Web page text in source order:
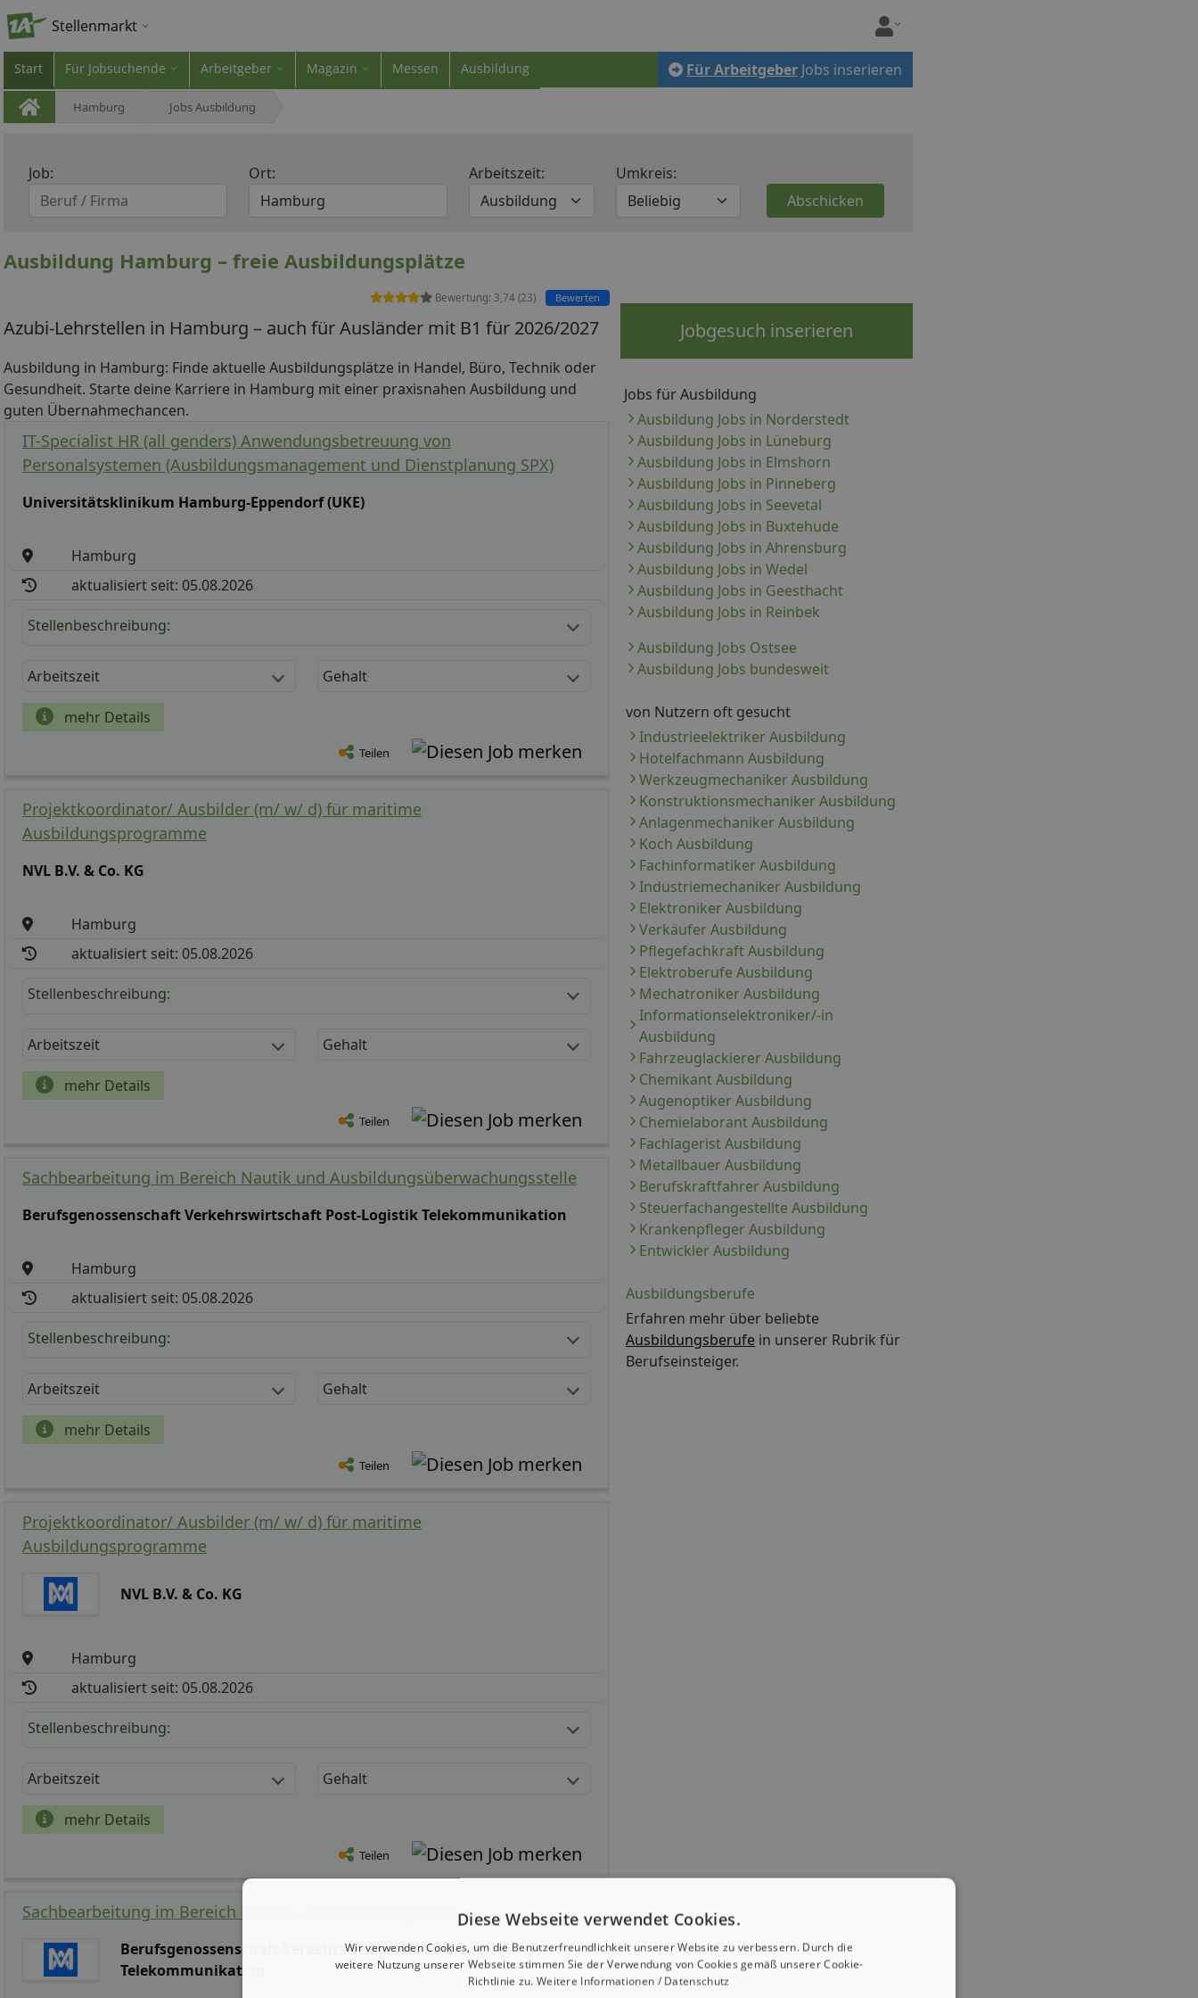
Stellenmarkt
Start Für Jobsuchende Arbeitgeber Magazin Messen Ausbildung Für Arbeitgeber Jobs inserieren
Hamburg Jobs Ausbildung
Job: Ort: Arbeitszeit: Umkreis:
Ausbildung Hamburg – freie Ausbildungsplätze
Jobgesuch inserieren
Jobs für Ausbildung
Ausbildung Jobs in Norderstedt
Ausbildung Jobs in Lüneburg
Ausbildung Jobs in Elmshorn
Ausbildung Jobs in Pinneberg
Ausbildung Jobs in Seevetal
Ausbildung Jobs in Buxtehude
Ausbildung Jobs in Ahrensburg
Ausbildung Jobs in Wedel
Ausbildung Jobs in Geesthacht
Ausbildung Jobs in Reinbek
Ausbildung Jobs Ostsee
Ausbildung Jobs bundesweit
von Nutzern oft gesucht
Industrieelektriker Ausbildung
Hotelfachmann Ausbildung
Werkzeugmechaniker Ausbildung
Konstruktionsmechaniker Ausbildung
Anlagenmechaniker Ausbildung
Koch Ausbildung
Fachinformatiker Ausbildung
Industriemechaniker Ausbildung
Elektroniker Ausbildung
Verkäufer Ausbildung
Pflegefachkraft Ausbildung
Elektroberufe Ausbildung
Mechatroniker Ausbildung
Informationselektroniker/-in
Ausbildung
Fahrzeuglackierer Ausbildung
Chemikant Ausbildung
Augenoptiker Ausbildung
Chemielaborant Ausbildung
Fachlagerist Ausbildung
Metallbauer Ausbildung
Berufskraftfahrer Ausbildung
Steuerfachangestellte Ausbildung
Krankenpfleger Ausbildung
Entwickler Ausbildung
Ausbildungsberufe
Erfahren mehr über beliebte
Ausbildungsberufe in unserer Rubrik für
Berufseinsteiger.
Bewertung: 3,74 (23) Bewerten
Azubi-Lehrstellen in Hamburg – auch für Ausländer mit B1 für 2026/2027
Ausbildung in Hamburg: Finde aktuelle Ausbildungsplätze in Handel, Büro, Technik oder
Gesundheit. Starte deine Karriere in Hamburg mit einer praxisnahen Ausbildung und
guten Übernahmechancen.
IT-Specialist HR (all genders) Anwendungsbetreuung von
Personalsystemen (Ausbildungsmanagement und Dienstplanung SPX)
Universitätsklinikum Hamburg-Eppendorf (UKE)
Hamburg
aktualisiert seit: 05.08.2026
Stellenbeschreibung:
Arbeitszeit Gehalt
mehr Details
Teilen
Projektkoordinator/ Ausbilder (m/ w/ d) für maritime
Ausbildungsprogramme
NVL B.V. & Co. KG
Hamburg
aktualisiert seit: 05.08.2026
Stellenbeschreibung:
Arbeitszeit Gehalt
mehr Details
Teilen
Sachbearbeitung im Bereich Nautik und Ausbildungsüberwachungsstelle
Berufsgenossenschaft Verkehrswirtschaft Post-Logistik Telekommunikation
Hamburg
aktualisiert seit: 05.08.2026
Stellenbeschreibung:
Arbeitszeit Gehalt
mehr Details
Teilen
Projektkoordinator/ Ausbilder (m/ w/ d) für maritime
Ausbildungsprogramme
NVL B.V. & Co. KG
Hamburg
aktualisiert seit: 05.08.2026
Stellenbeschreibung:
Arbeitszeit Gehalt
mehr Details
Teilen
Sachbearbeitung im Bereich Nautik und Ausbildungsüberwachungsstelle
Berufsgenossenschaft Verkehrswirtschaft Post-Logistik
Telekommunikation
Diese Webseite verwendet Cookies.
Wir verwenden Cookies, um die Benutzerfreundlichkeit unserer Website zu verbessern. Durch die
weitere Nutzung unserer Webseite stimmen Sie der Verwendung von Cookies gemäß unserer Cookie-
Richtlinie zu. Weitere Informationen / Datenschutz